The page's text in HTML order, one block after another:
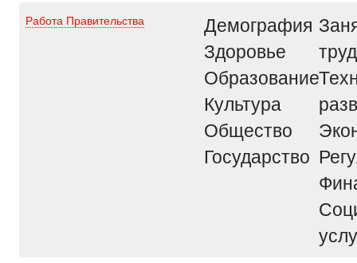
Работа Правительства
Демография
Здоровье
Образование
Культура
Общество
Государство
труд